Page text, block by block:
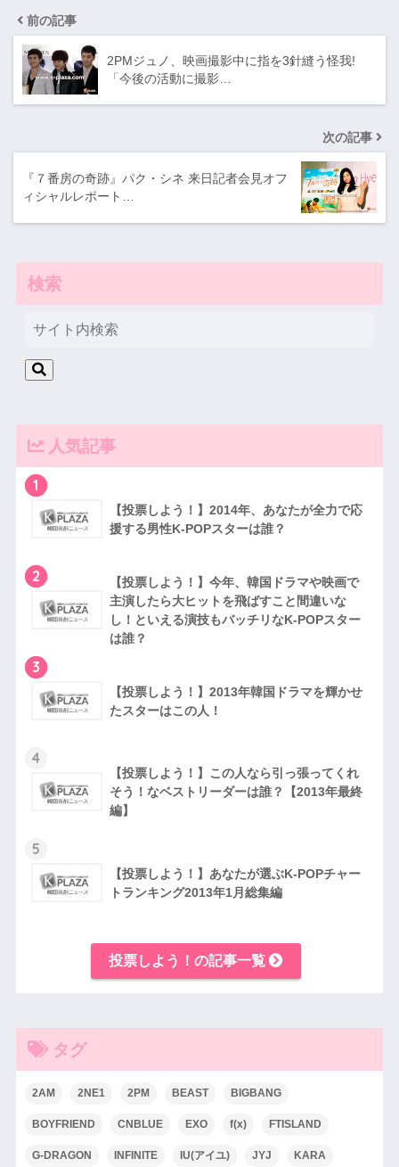
前の記事
2PMジュノ、映画撮影中に指を3針縫う怪我!
「今後の活動に撮影…
次の記事
『７番房の奇跡』パク・シネ 来日記者会見オフ
ィシャルレポート…
検索
人気記事
1
【投票しよう！】2014年、あなたが全力で応
援する男性K-POPスターは誰？
2
【投票しよう！】今年、韓国ドラマや映画で
主演したら大ヒットを飛ばすこと間違いな
し！といえる演技もバッチリなK-POPスター
は誰？
3
【投票しよう！】2013年韓国ドラマを輝かせ
たスターはこの人！
4
【投票しよう！】この人なら引っ張ってくれ
そう！なベストリーダーは誰？【2013年最終
編】
5
【投票しよう！】あなたが選ぶK-POPチャー
トランキング2013年1月総集編
投票しよう！の記事一覧
タグ
2AM 2NE1 2PM BEAST BIGBANG
BOYFRIEND CNBLUE EXO f(x) FTISLAND
G-DRAGON INFINITE IU(アイユ) JYJ KARA